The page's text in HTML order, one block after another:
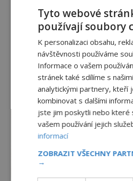
Tyto webové
používají soubory
K personalizaci obsahu,
návštěvnosti používáme
Informace o vašem
stránek také sdílíme s
analytickými partnery, kteří
kombinovat s dalšími
jste jim poskytli nebo které
vašem používání jejich
informací
ZOBRAZIT VŠECHNY
→